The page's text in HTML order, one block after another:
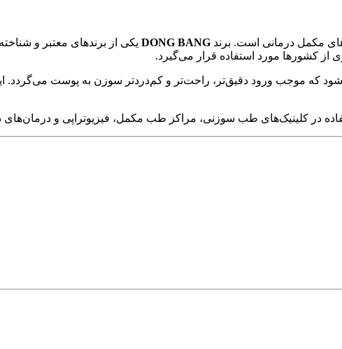
مکمل درمانی است. برند DONG BANG یکی از برندهای معتبر و
از کشورها مورد استفاده قرار می‌گیرد.
که موجب ورود دقیق‌تر، راحت‌تر و کم‌دردتر سوزن به پوست می‌گردد.
در کلینیک‌های طب سوزنی، مراکز طب مکمل، فیزیوتراپی و